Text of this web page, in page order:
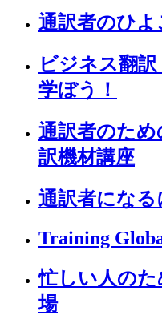
通訳者のひ
ビジネス翻
学ぼう！
通訳者のため
訳機材講座
通訳者になる
Training
忙しい人の
場